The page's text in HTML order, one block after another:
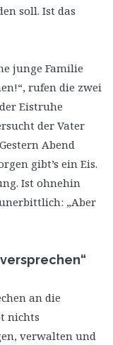
soll. Ist das
junge Familie
rufen die zwei
Eistruhe
der Vater
Abend
gibt’s ein Eis.
Ist ohnehin
„Aber
an die
nichts
verwalten und